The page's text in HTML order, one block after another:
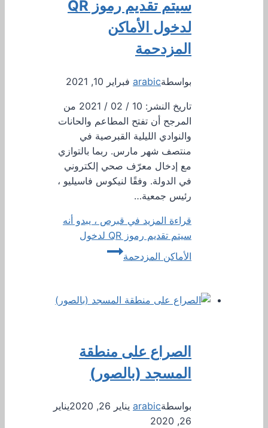
سيتم تقديم رموز QR
لدخول الأماكن
المزدحمة
بواسطةarabic فبراير 10, 2021
تاريخ النشر: 10 / 02 / 2021 من
المرجح أن تفتح المطاعم والحانات
والنوادي الليلية القبرصية في
منتصف شهر مارس. ربما بالتوازي
مع إدخال معرّف صحي إلكتروني
في الدولة. وفقًا لنيكوس فاسيليو ،
رئيس جمعية…
قراءة المزيد في قبرص ، يبدو أنه
سيتم تقديم رموز QR لدخول
الأماكن المزدحمة
الصراع على منطقة
المسجد (بالصور)
بواسطةarabic يناير 26, 2020
يناير
26, 2020